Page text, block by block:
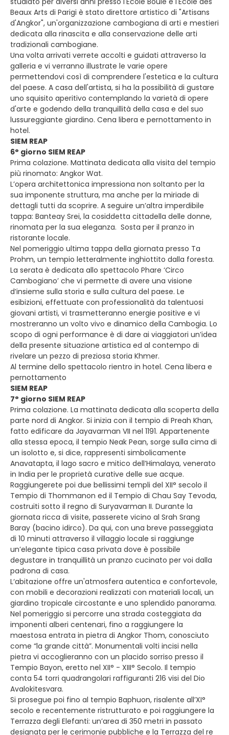
Beaux Arts di Parigi è stato direttore artistico di "Artisans
d'Angkor", un'organizzazione cambogiana di arti e mestieri
dedicata alla rinascita e alla conservazione delle arti
tradizionali cambogiane.
Una volta arrivati verrete accolti e guidati attraverso la
galleria e vi verranno illustrate le varie opere
permettendovi così di comprendere l'estetica e la cultura
del paese. A casa dell'artista, si ha la possibilità di gustare
uno squisito aperitivo contemplando la varietà di opere
d'arte e godendo della tranquillità della casa e del suo
lussureggiante giardino. Cena libera e pernottamento in
hotel.
SIEM REAP
6° giorno SIEM REAP
Prima colazione. Mattinata dedicata alla visita del tempio
più rinomato: Angkor Wat.
L’opera architettonica impressiona non soltanto per la
sua imponente struttura, ma anche per la miriade di
dettagli tutti da scoprire. A seguire un’altra imperdibile
tappa: Banteay Srei, la cosiddetta cittadella delle donne,
rinomata per la sua eleganza. Sosta per il pranzo in
ristorante locale.
Nel pomeriggio ultima tappa della giornata presso Ta
Prohm, un tempio letteralmente inghiottito dalla foresta.
La serata è dedicata allo spettacolo Phare ‘Circo
Cambogiano’ che vi permette di avere una visione
d’insieme sulla storia e sulla cultura del paese. Le
esibizioni, effettuate con professionalità da talentuosi
giovani artisti, vi trasmetteranno energie positive e vi
mostreranno un volto vivo e dinamico della Cambogia. Lo
scopo di ogni performance è di dare ai viaggiatori un’idea
della presente situazione artistica ed al contempo di
rivelare un pezzo di preziosa storia Khmer.
Al termine dello spettacolo rientro in hotel. Cena libera e
pernottamento
SIEM REAP
7° giorno SIEM REAP
Prima colazione. La mattinata dedicata alla scoperta della
parte nord di Angkor. Si inizia con il tempio di Preah Khan,
fatto edificare da Jayavarman VII nel 1191. Appartenente
alla stessa epoca, il tempio Neak Pean, sorge sulla cima di
un isolotto e, si dice, rappresenti simbolicamente
Anavatapta, il lago sacro e mitico dell’Himalaya, venerato
in India per le proprietà curative delle sue acque.
Raggiungerete poi due bellissimi templi del XII° secolo il
Tempio di Thommanon ed il Tempio di Chau Say Tevoda,
costruiti sotto il regno di Suryavarman II. Durante la
giornata ricca di visite, passerete vicino al Srah Srang
Baray (bacino idirco). Da qui, con una breve passeggiata
di 10 minuti attraverso il villaggio locale si raggiunge
un’elegante tipica casa privata dove è possibile
degustare in tranquillità un pranzo cucinato per voi dalla
padrona di casa.
L‘abitazione offre un'atmosfera autentica e confortevole,
con mobili e decorazioni realizzati con materiali locali, un
giardino tropicale circostante e uno splendido panorama.
Nel pomeriggio si percorre una strada costeggiata da
imponenti alberi centenari, fino a raggiungere la
maestosa entrata in pietra di Angkor Thom, conosciuto
come “la grande città”. Monumentali volti incisi nella
pietra vi accoglieranno con un placido sorriso presso il
Tempio Bayon, eretto nel XII° - XIII° Secolo. Il tempio
conta 54 torri quadrangolari raffiguranti 216 visi del Dio
Avalokitesvara.
Si prosegue poi fino al tempio Baphuon, risalente all’XI°
secolo e recentemente ristrutturato e poi raggiungere la
Terrazza degli Elefanti: un’area di 350 metri in passato
designata per le cerimonie pubbliche e la Terrazza del re